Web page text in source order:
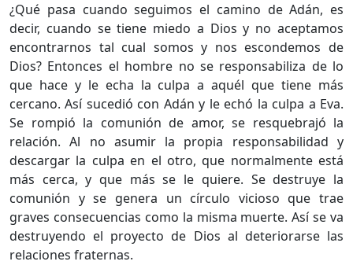
¿Qué pasa cuando seguimos el camino de Adán, es
decir, cuando se tiene miedo a Dios y no aceptamos
encontrarnos tal cual somos y nos escondemos de
Dios? Entonces el hombre no se responsabiliza de lo
que hace y le echa la culpa a aquél que tiene más
cercano. Así sucedió con Adán y le echó la culpa a Eva.
Se rompió la comunión de amor, se resquebrajó la
relación. Al no asumir la propia responsabilidad y
descargar la culpa en el otro, que normalmente está
más cerca, y que más se le quiere. Se destruye la
comunión y se genera un círculo vicioso que trae
graves consecuencias como la misma muerte. Así se va
destruyendo el proyecto de Dios al deteriorarse las
relaciones fraternas.